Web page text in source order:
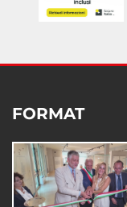
FORMAT